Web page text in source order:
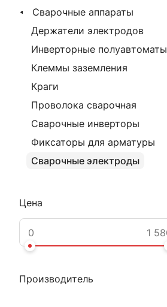
Сварочные аппараты
Держатели электродов
Инверторные полуавтоматы
Клеммы заземления
Краги
Проволока сварочная
Сварочные инверторы
Фиксаторы для арматуры
Сварочные электроды
Цена
Производитель